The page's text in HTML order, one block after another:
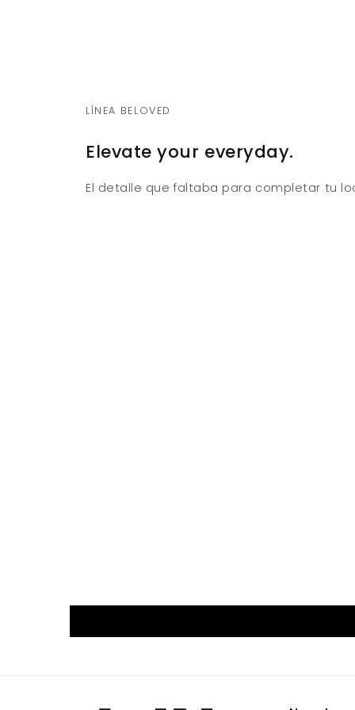
LÍNEA BELOVED
Elevate your everyday.
El detalle que faltaba para completar tu